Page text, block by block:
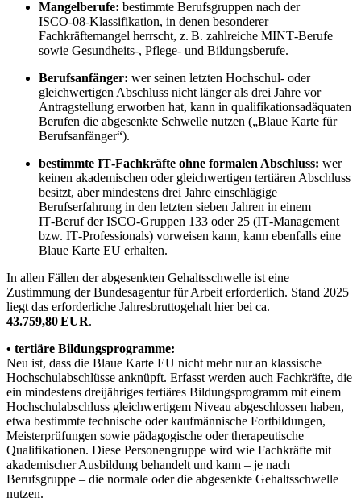
Mangelberufe: bestimmte Berufsgruppen nach der
ISCO‑08‑Klassifikation, in denen besonderer
Fachkräftemangel herrscht, z. B. zahlreiche MINT‑Berufe
sowie Gesundheits‑, Pflege- und Bildungsberufe.
Berufsanfänger: wer seinen letzten Hochschul- oder
gleichwertigen Abschluss nicht länger als drei Jahre vor
Antragstellung erworben hat, kann in qualifikationsadäquaten
Berufen die abgesenkte Schwelle nutzen („Blaue Karte für
Berufsanfänger“).
bestimmte IT‑Fachkräfte ohne formalen Abschluss: wer
keinen akademischen oder gleichwertigen tertiären Abschluss
besitzt, aber mindestens drei Jahre einschlägige
Berufserfahrung in den letzten sieben Jahren in einem
IT‑Beruf der ISCO‑Gruppen 133 oder 25 (IT‑Management
bzw. IT‑Professionals) vorweisen kann, kann ebenfalls eine
Blaue Karte EU erhalten.
In allen Fällen der abgesenkten Gehaltsschwelle ist eine
Zustimmung der Bundesagentur für Arbeit erforderlich. Stand 2025
liegt das erforderliche Jahresbruttogehalt hier bei ca.
43.759,80 EUR.
• tertiäre Bildungsprogramme:
Neu ist, dass die Blaue Karte EU nicht mehr nur an klassische
Hochschulabschlüsse anknüpft. Erfasst werden auch Fachkräfte, die
ein mindestens dreijähriges tertiäres Bildungsprogramm mit einem
Hochschulabschluss gleichwertigem Niveau abgeschlossen haben,
etwa bestimmte technische oder kaufmännische Fortbildungen,
Meisterprüfungen sowie pädagogische oder therapeutische
Qualifikationen. Diese Personengruppe wird wie Fachkräfte mit
akademischer Ausbildung behandelt und kann – je nach
Berufsgruppe – die normale oder die abgesenkte Gehaltsschwelle
nutzen.